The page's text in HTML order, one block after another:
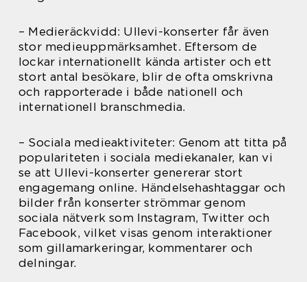
– Medieräckvidd: Ullevi-konserter får även
stor medieuppmärksamhet. Eftersom de
lockar internationellt kända artister och ett
stort antal besökare, blir de ofta omskrivna
och rapporterade i både nationell och
internationell branschmedia.
– Sociala medieaktiviteter: Genom att titta på
populariteten i sociala mediekanaler, kan vi
se att Ullevi-konserter genererar stort
engagemang online. Händelsehashtaggar och
bilder från konserter strömmar genom
sociala nätverk som Instagram, Twitter och
Facebook, vilket visas genom interaktioner
som gillamarkeringar, kommentarer och
delningar.